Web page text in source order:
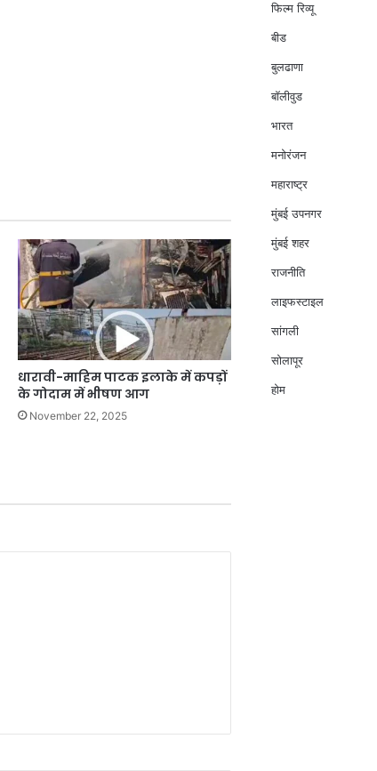
धारावी-माहिम पाटक इलाके में कपड़ों
के गोदाम में भीषण आग
November 22, 2025
फिल्म रिव्यू
बीड
बुलढाणा
बॉलीवुड
भारत
मनोरंजन
महाराष्ट्र
मुंबई उपनगर
मुंबई शहर
राजनीति
लाइफस्टाइल
सांगली
सोलापूर
होम